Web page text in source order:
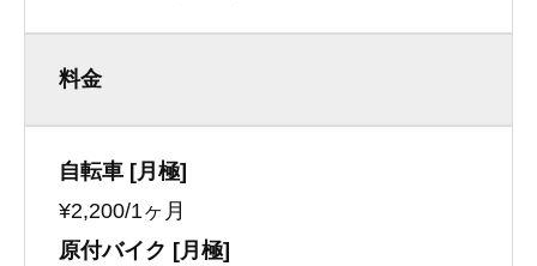
料金
自転車 [月極]
¥2,200/1ヶ月
原付バイク [月極]